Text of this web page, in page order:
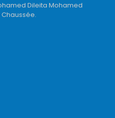
Dileita Mohamed